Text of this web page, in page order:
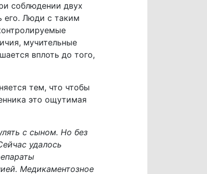
соблюдении двух
его. Люди с таким
мучительные
вплоть до того,
тем, что чтобы
это ощутимая
с сыном. Но без
удалось
Медикаментозное